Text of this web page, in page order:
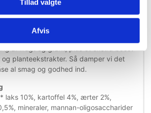
Tillad valgte
Afvis
af glucosamin og chondroitin for at støtte
en bonus kombinerer vi kødet og fisken
(som hjerte og lever) for en ekstra
planteekstrakter. Så damper vi det
al smag og godhed ind.
laks 10%, kartoffel 4%, ærter 2%,
mineraler, mannan-oligosaccharider